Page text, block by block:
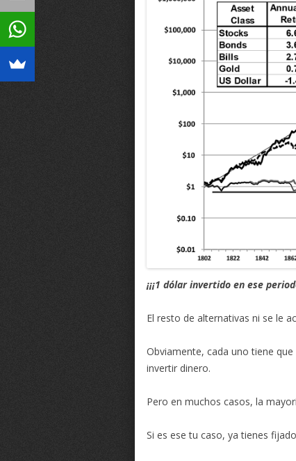
¡¡¡1 dólar invertido en ese
El resto de alternativas ni se le
Obviamente, cada uno tiene
invertir dinero.
Pero en muchos casos, la
Si es ese tu caso, ya tienes